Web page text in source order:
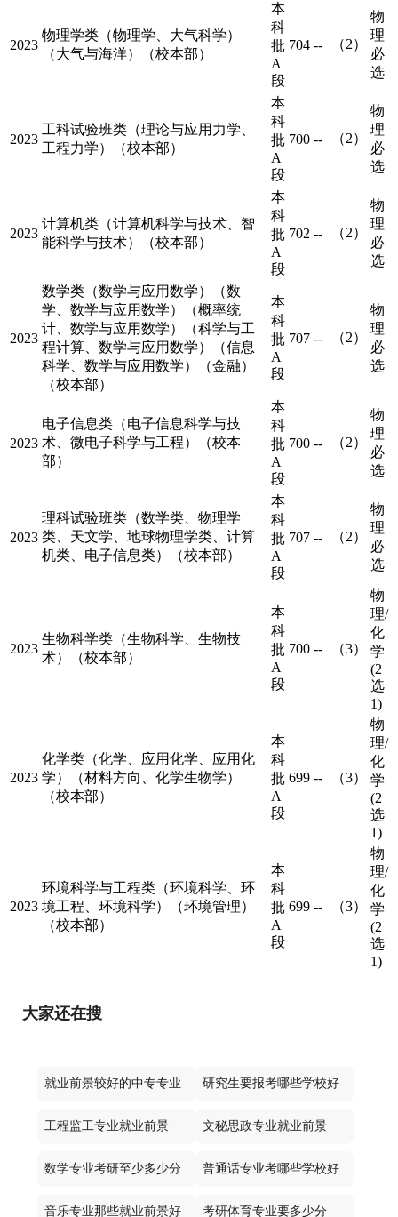
2023
物理学类（物理学、大气科学）
（大气与海洋）（校本部）
本
科
批
A
段
704 -- （2）
物
理
必
选
2023
工科试验班类（理论与应用力学、
工程力学）（校本部）
本
科
批
A
段
700 -- （2）
物
理
必
选
2023
计算机类（计算机科学与技术、智
能科学与技术）（校本部）
本
科
批
A
段
702 -- （2）
物
理
必
选
2023
数学类（数学与应用数学）（数
学、数学与应用数学）（概率统
计、数学与应用数学）（科学与工
程计算、数学与应用数学）（信息
科学、数学与应用数学）（金融）
（校本部）
本
科
批
A
段
707 -- （2）
物
理
必
选
2023
电子信息类（电子信息科学与技
术、微电子科学与工程）（校本
部）
本
科
批
A
段
700 -- （2）
物
理
必
选
2023
理科试验班类（数学类、物理学
类、天文学、地球物理学类、计算
机类、电子信息类）（校本部）
本
科
批
A
段
707 -- （2）
物
理
必
选
2023
生物科学类（生物科学、生物技
术）（校本部）
本
科
批
A
段
700 -- （3）
物
理/
化
学
(2
选
1)
2023
化学类（化学、应用化学、应用化
学）（材料方向、化学生物学）
（校本部）
本
科
批
A
段
699 -- （3）
物
理/
化
学
(2
选
1)
2023
环境科学与工程类（环境科学、环
境工程、环境科学）（环境管理）
（校本部）
本
科
批
A
段
699 -- （3）
物
理/
化
学
(2
选
1)
大家还在搜
就业前景较好的中专专业 研究生要报考哪些学校好
工程监工专业就业前景 文秘思政专业就业前景
数学专业考研至少多少分 普通话专业考哪些学校好
音乐专业那些就业前景好 考研体育专业要多少分